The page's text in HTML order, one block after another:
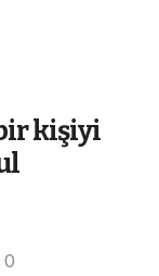
kişiyi
0